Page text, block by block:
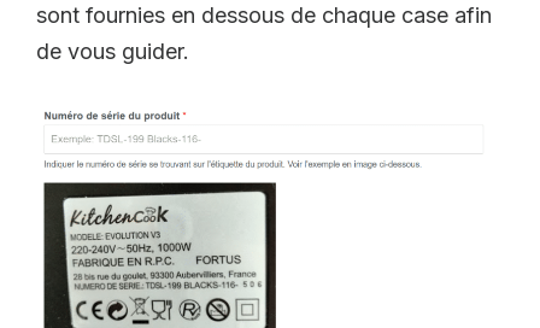
sont fournies en dessous de chaque case afin
de vous guider.